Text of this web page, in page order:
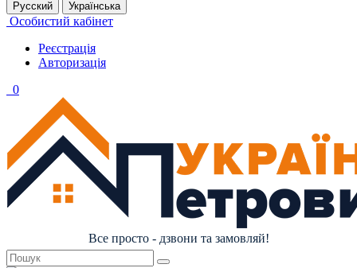
Русский
Українська
Особистий кабінет
Реєстрація
Авторизація
0
Все просто - дзвони та замовляй!